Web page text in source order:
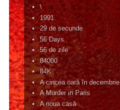
\
1991
29 de secunde
56 Days
56 de zile
84000
84K
A cincea oară în decembrie
A Murder in Paris
A noua casă